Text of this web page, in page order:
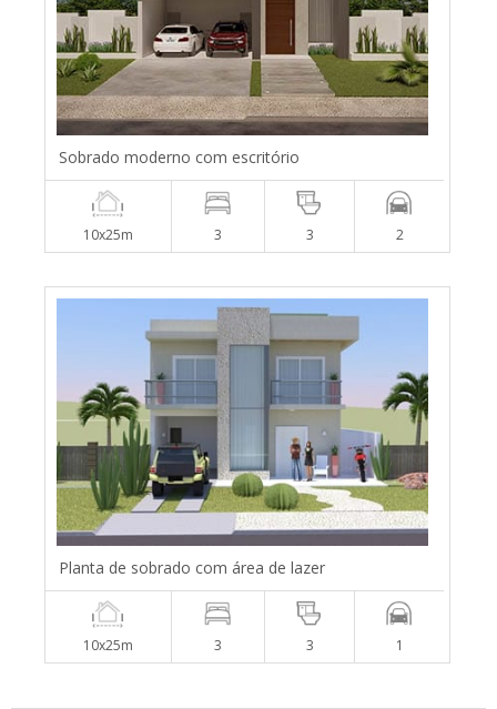
Sobrado moderno com escritório
10x25m 3 3 2
Planta de sobrado com área de lazer
10x25m 3 3 1